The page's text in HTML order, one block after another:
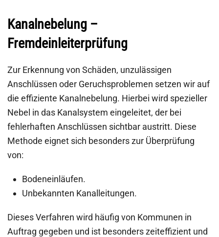
Kanalnebelung –
Fremdeinleiterprüfung
Zur Erkennung von Schäden, unzulässigen
Anschlüssen oder Geruchsproblemen setzen wir auf
die effiziente Kanalnebelung. Hierbei wird spezieller
Nebel in das Kanalsystem eingeleitet, der bei
fehlerhaften Anschlüssen sichtbar austritt. Diese
Methode eignet sich besonders zur Überprüfung
von:
Bodeneinläufen.
Unbekannten Kanalleitungen.
Dieses Verfahren wird häufig von Kommunen in
Auftrag gegeben und ist besonders zeiteffizient und